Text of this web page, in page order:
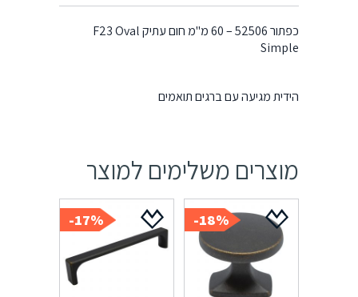
כפתור 52506 – 60 מ"מ חום עתיק F23 Oval
Simple
הידית מגיעה עם ברגים תואמים
מוצרים משלימים למוצר
18%-
17%-